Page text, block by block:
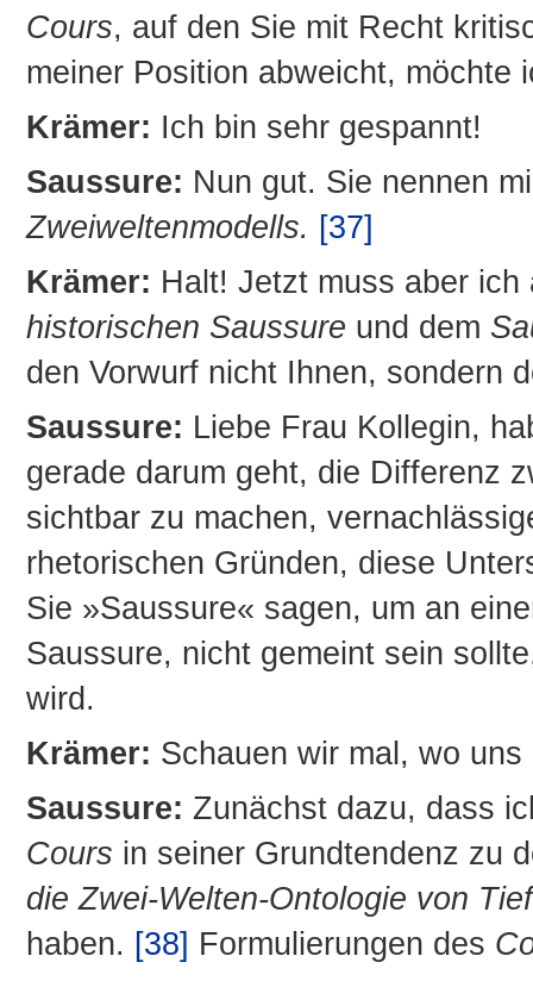
Cours, auf den Sie mit Recht
meiner Position abweicht, möchte
Krämer: Ich bin sehr gespannt!
Saussure: Nun gut. Sie nennen
Zweiweltenmodells. [37]
Krämer: Halt! Jetzt muss aber
historischen Saussure und dem
den Vorwurf nicht Ihnen, sondern
Saussure: Liebe Frau Kollegin,
gerade darum geht, die Differenz
sichtbar zu machen,
rhetorischen Gründen, diese
Sie »Saussure« sagen, um an
Saussure, nicht gemeint sein
wird.
Krämer: Schauen wir mal, wo
Saussure: Zunächst dazu, dass
Cours in seiner Grundtendenz zu
die Zwei-Welten-Ontologie von
haben. [38] Formulierungen des